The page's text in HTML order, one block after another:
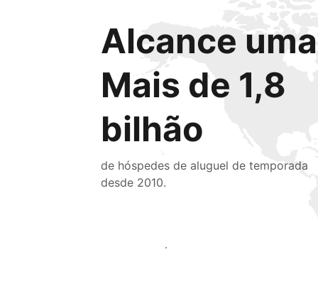
Alcance
Mais de 1,8
bilhão
de hóspedes de aluguel de temporada
desde 2010.
Alcançar novos hóspedes